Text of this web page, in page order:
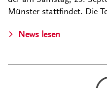
Münster stattfindet. Die
News lesen